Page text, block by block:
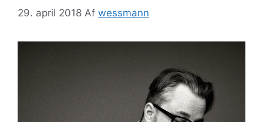
29. april 2018 Af wessmann